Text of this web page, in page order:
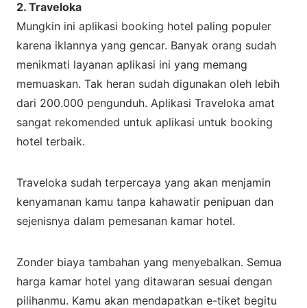
2. Traveloka
Mungkin ini aplikasi booking hotel paling populer
karena iklannya yang gencar. Banyak orang sudah
menikmati layanan aplikasi ini yang memang
memuaskan. Tak heran sudah digunakan oleh lebih
dari 200.000 pengunduh. Aplikasi Traveloka amat
sangat rekomended untuk aplikasi untuk booking
hotel terbaik.
Traveloka sudah terpercaya yang akan menjamin
kenyamanan kamu tanpa kahawatir penipuan dan
sejenisnya dalam pemesanan kamar hotel.
Zonder biaya tambahan yang menyebalkan. Semua
harga kamar hotel yang ditawaran sesuai dengan
pilihanmu. Kamu akan mendapatkan e-tiket begitu